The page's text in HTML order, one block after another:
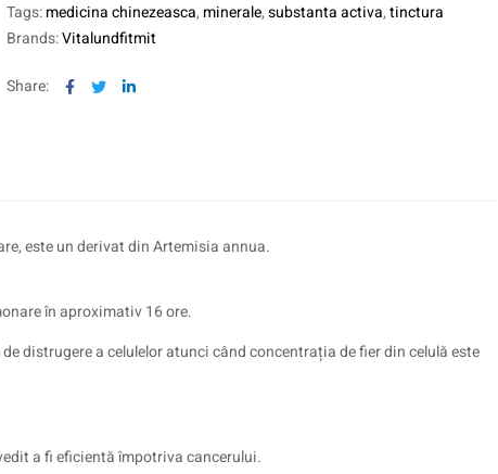
Tags:medicina chinezeasca, minerale,substanta activa,tinctura
Brands:Vitalundfitmit
Share: Facebook
TwitterLinkedin
este un derivat din Artemisia annua.
în aproximativ 16 ore.
distrugere a celulelor atunci când concentrația de fier din celulă este
a fi eficientă împotriva cancerului.